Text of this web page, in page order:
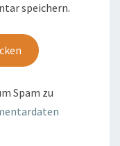
speichern.
Spam zu